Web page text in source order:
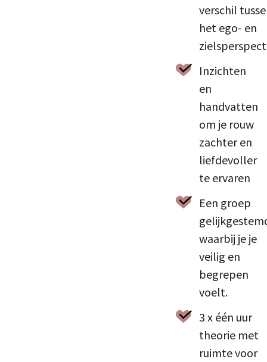
verschil
het ego- en
Inzichten
en
handvatten
om je rouw
zachter en
liefdevoller
te ervaren
Een groep
waarbij je je
veilig en
begrepen
voelt.
3 x één uur
theorie met
ruimte voor